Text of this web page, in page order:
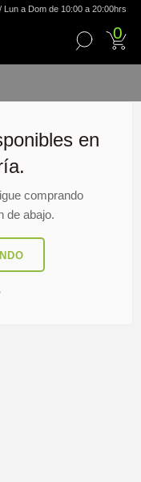
Lun a Dom de 10:00 a 20:00hrs
0
en
comprando
de abajo.